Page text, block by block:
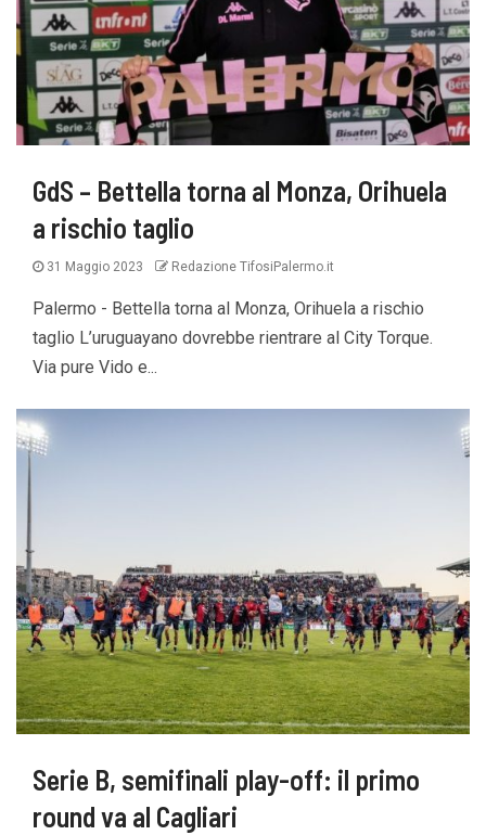
GdS – Bettella torna al Monza, Orihuela
a rischio taglio
31 Maggio 2023 Redazione TifosiPalermo.it
Palermo - Bettella torna al Monza, Orihuela a rischio
taglio L’uruguayano dovrebbe rientrare al City Torque.
Via pure Vido e...
Serie B, semifinali play-off: il primo
round va al Cagliari